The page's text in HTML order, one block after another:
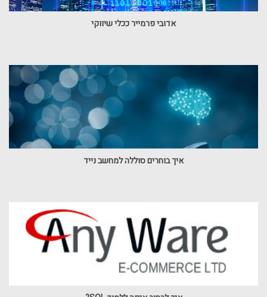
אדובי פרמייר ככלי שיווקי
איך בוחרים סוללה למחשב נייד